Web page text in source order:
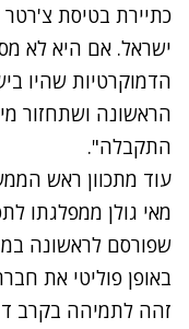
כתיירת בטיסת
ישראל. אם היא לא
הדמוקרטיות שהיו
הראשונה ושתחזור
התקבלה".
עוד מתכוון ראש
מאי גולן ממפלגתו
שפורסם לראשונה
באופן פוליטי את
זהה לתמיהה בקרב